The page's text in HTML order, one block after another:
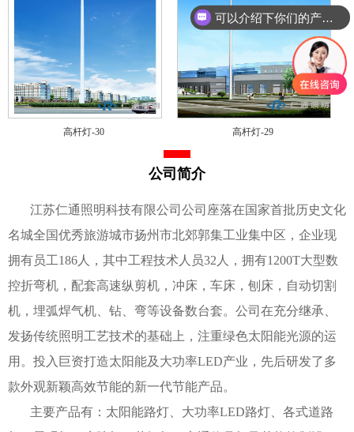
高杆灯-30 高杆灯-29
公司简介
江苏仁通照明科技有限公司公司座落在国家首批历史文化
名城全国优秀旅游城市扬州市北郊郭集工业集中区，企业现
拥有员工186人，其中工程技术人员32人，拥有1200T大型数
控折弯机，配套高速纵剪机，冲床，车床，刨床，自动切割
机，埋弧焊气机、钻、弯等设备数台套。公司在充分继承、
发扬传统照明工艺技术的基础上，注重绿色太阳能光源的运
用。投入巨资打造太阳能及大功率LED产业，先后研发了多
款外观新颖高效节能的新一代节能产品。
主要产品有：太阳能路灯、大功率LED路灯、各式道路
可以介绍下你们的产品么